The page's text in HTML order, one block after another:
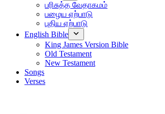
பரிசுத்த வேதாகமம்
பழைய ஏற்பாடு
புதிய ஏற்பாடு
English Bible
King James Version Bible
Old Testament
New Testament
Songs
Verses